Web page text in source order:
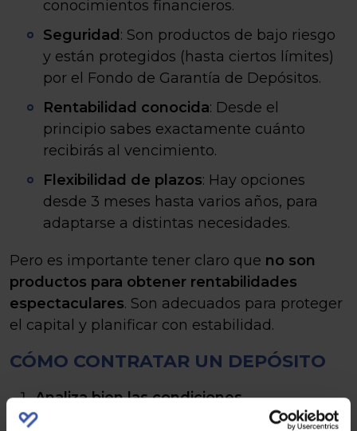
conocimientos financieros.
Seguridad : Son productos de bajo riesgo
y están protegidos (hasta ciertos límites)
por el Fondo de Garantía de Depósitos.
Rentabilidad conocida: Desde el
principio sabes exactamente cuánto
recibirás al vencimiento.
Flexibilidad de plazos: Hay opciones
desde 3 meses hasta varios años, para
adaptarse a distintas necesidades.
Pero es importante tener claro que no son
productos para obtener rentabilidades
espectaculares. Son adecuados para proteger
el capital y planificar con estabilidad.
CÓMO CONTRATAR UN DEPÓSITO
Analiza bien las condiciones
Revisa rentabilidad, plazo, penalizaciones